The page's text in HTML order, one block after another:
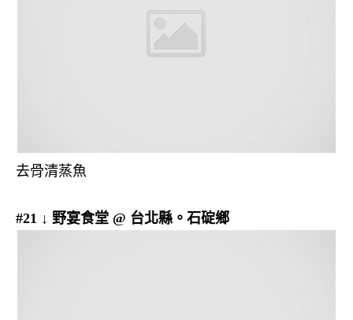
去骨清蒸魚
#21 ↓ 野宴食堂 @ 台北縣。石碇鄉